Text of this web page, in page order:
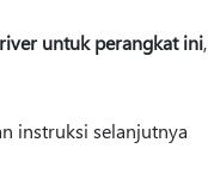
untuk perangkat ini,
instruksi selanjutnya